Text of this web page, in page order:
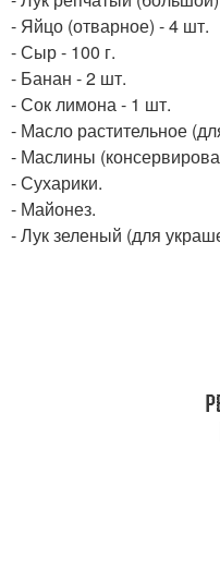
- Яйцо (отварное) - 4 шт.
- Сыр - 100 г.
- Банан - 2 шт.
- Сок лимона - 1 шт.
- Масло растительное
- Маслины
- Сухарики.
- Майонез.
- Лук зеленый (для